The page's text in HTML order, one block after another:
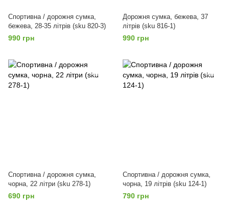
Спортивна / дорожня сумка,
бежева, 28-35 літрів (sku 820-3)
990 грн
Дорожня сумка, бежева, 37
літрів (sku 816-1)
990 грн
Спортивна / дорожня сумка,
чорна, 22 літри (sku 278-1)
690 грн
Спортивна / дорожня сумка,
чорна, 19 літрів (sku 124-1)
790 грн